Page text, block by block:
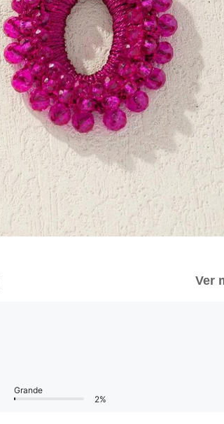
Ver
Grande
2%